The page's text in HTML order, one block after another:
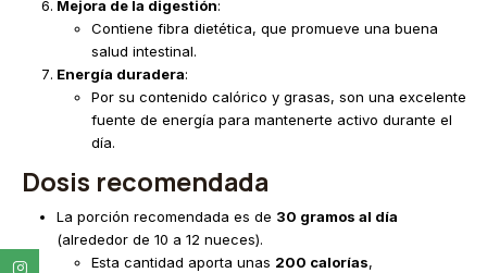
Mejora de la digestión:
Contiene fibra dietética, que promueve una buena
salud intestinal.
Energía duradera:
Por su contenido calórico y grasas, son una excelente
fuente de energía para mantenerte activo durante el
día.
Dosis recomendada
La porción recomendada es de 30 gramos al día
(alrededor de 10 a 12 nueces).
Esta cantidad aporta unas 200 calorías,